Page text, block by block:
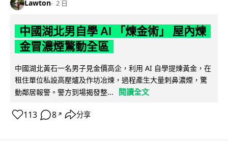
Lawton 2 日
中國湖北男自學 AI 「煉金術」 屋內煉
金冒濃煙驚動全區
中國湖北黃石一名男子見金價高企，利用 AI 自學提煉黃金，在
租住單位私設高壓爐及作坊冶煉，過程產生大量刺鼻濃煙，驚
動鄰居報警。警方到場揭發整...
閱讀全文
113 8 ↗ 分享